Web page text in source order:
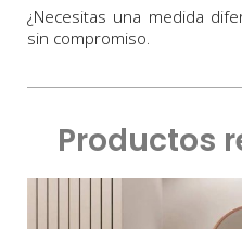
¿Necesitas una medida
sin compromiso.
Productos